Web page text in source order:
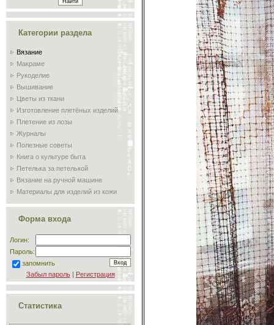
Категории раздела
Вязание
Макраме
Рукоделие
Вышивание
Цветы из ткани
Изготовление плетёных изделий
Плетение из лозы
Журналы
Полезные советы
Книга о культуре быта
Петелька за петелькой
Вязание на ручной машине
Материалы для изделий из кожи
Сам себе мастер
Обучение плиточников и
мозаичников
Форма входа
Логин:
Пароль:
запомнить
Забыл пароль| Регистрация
Статистика